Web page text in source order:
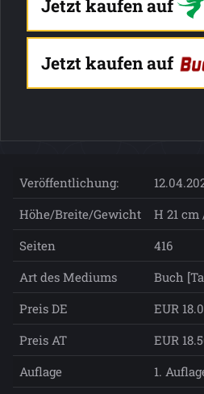
Jetzt kaufen auf
Jetzt kaufen auf
Veröffentlichung:
Höhe/Breite/Gewicht
H 21 cm
Seiten
416
Art des Mediums
Buch
Preis DE
EUR
Preis AT
EUR
Auflage
1.